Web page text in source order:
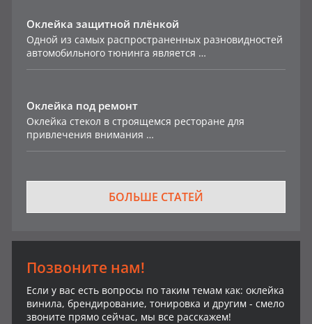
Оклейка защитной плёнкой
Одной из самых распространенных разновидностей
автомобильного тюнинга является …
Оклейка под ремонт
Оклейка стекол в строящемся ресторане для
привлечения внимания …
БОЛЬШЕ СТАТЕЙ
Позвоните нам!
Если у вас есть вопросы по таким темам как: оклейка
винила, брендирование, тонировка и другим - смело
звоните прямо сейчас, мы все расскажем!